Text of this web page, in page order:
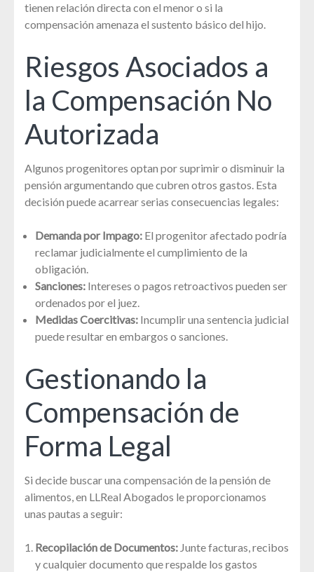
tienen relación directa con el menor o si la
compensación amenaza el sustento básico del hijo.
Riesgos Asociados a
la Compensación No
Autorizada
Algunos progenitores optan por suprimir o disminuir la
pensión argumentando que cubren otros gastos. Esta
decisión puede acarrear serias consecuencias legales:
Demanda por Impago: El progenitor afectado podría
reclamar judicialmente el cumplimiento de la
obligación.
Sanciones: Intereses o pagos retroactivos pueden ser
ordenados por el juez.
Medidas Coercitivas: Incumplir una sentencia judicial
puede resultar en embargos o sanciones.
Gestionando la
Compensación de
Forma Legal
Si decide buscar una compensación de la pensión de
alimentos, en LLReal Abogados le proporcionamos
unas pautas a seguir:
Recopilación de Documentos: Junte facturas, recibos
y cualquier documento que respalde los gastos